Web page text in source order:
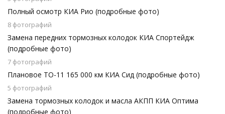
Полный осмотр КИА Рио (подробные фото)
8 фотографий
Замена передних тормозных колодок КИА Спортейдж
(подробные фото)
7 фотографий
Плановое ТО-11 165 000 км КИА Сид (подробные фото)
5 фотографий
Замена тормозных колодок и масла АКПП КИА Оптима
(подробные фото)